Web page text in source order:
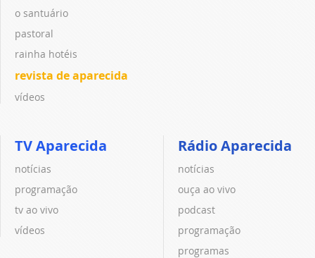
o santuário
pastoral
rainha hotéis
revista de aparecida
vídeos
TV Aparecida
notícias
programação
tv ao vivo
vídeos
Rádio Aparecida
notícias
ouça ao vivo
podcast
programação
programas